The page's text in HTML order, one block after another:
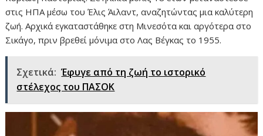
στις ΗΠΑ μέσω του Έλις Άιλαντ, αναζητώντας μια καλύτερη
ζωή. Αρχικά εγκαταστάθηκε στη Μινεσότα και αργότερα στο
Σικάγο, πριν βρεθεί μόνιμα στο Λας Βέγκας το 1955.
Σχετικά: Έφυγε από τη ζωή το ιστορικό
στέλεχος του ΠΑΣΟΚ